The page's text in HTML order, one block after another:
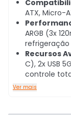
ATX, Micro-
ARGB (3x
Recursos
C), 2x USB
controle
Ver mais